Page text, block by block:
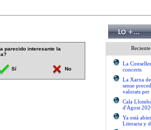
parecido interesante la
Sí No
Reciente
La
concerts
La Xarxa
sense
valorats per
Cala
d'Agost
Ya está
Literaria y